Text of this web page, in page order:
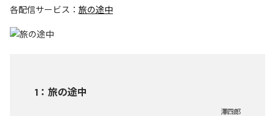
各配信サービス： 旅の途中
1 ： 旅の途中
澤四郎